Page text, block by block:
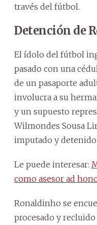
través del fútbol.
Detención de
El ídolo del fútbol
pasado con una
de un pasaporte
involucra a su
y un supuesto
Wilmondes Sousa
imputado y
Le puede interesar:
como asesor ad
Ronaldinho se
procesado y